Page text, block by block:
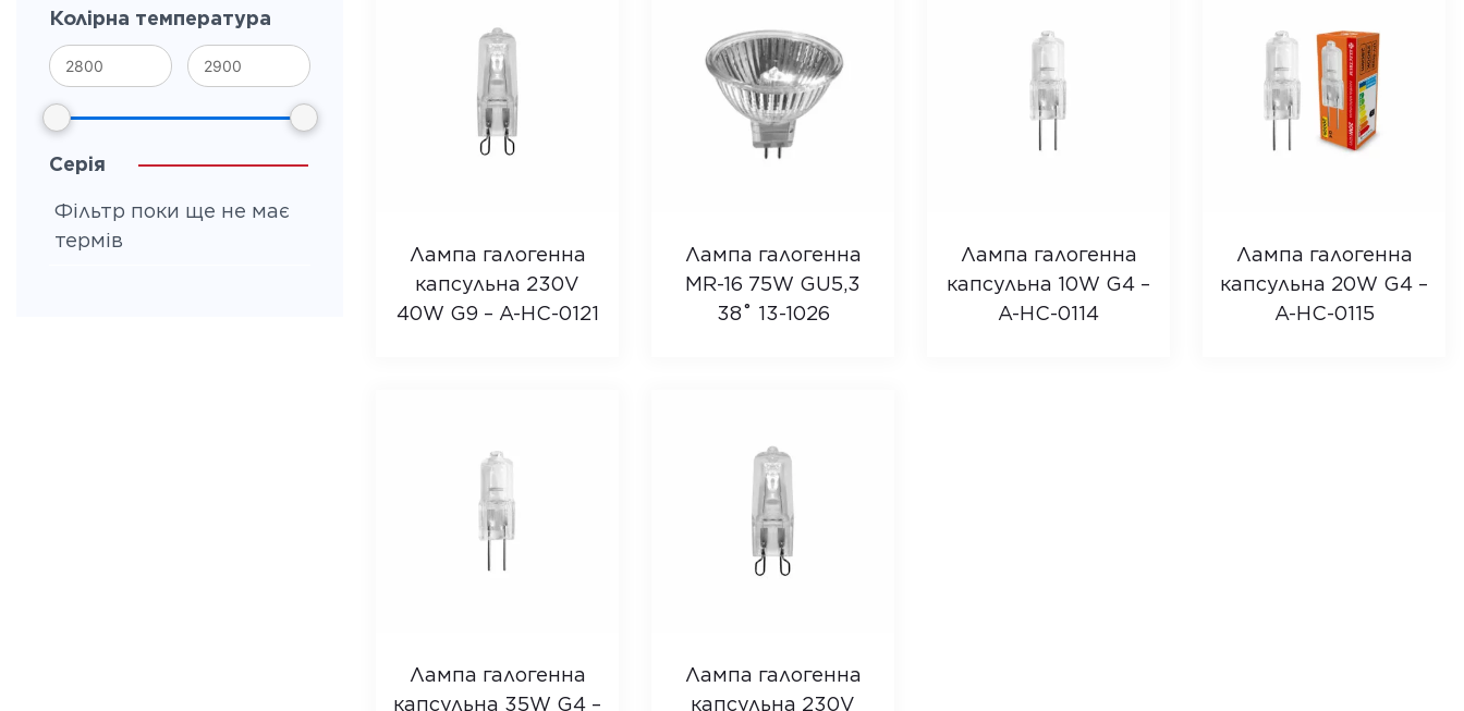
Колірна температура
Серія
Фільтр поки ще не має
термів
Лампа галогенна
капсульна 230V
40W G9 – A-HC-0121
Лампа галогенна
MR-16 75W GU5,3
38˚ 13-1026
Лампа галогенна
капсульна 10W G4 –
A-HC-0114
Лампа галогенна
капсульна 20W G4 –
A-HC-0115
Лампа галогенна
капсульна 35W G4 –
Лампа галогенна
капсульна 230V